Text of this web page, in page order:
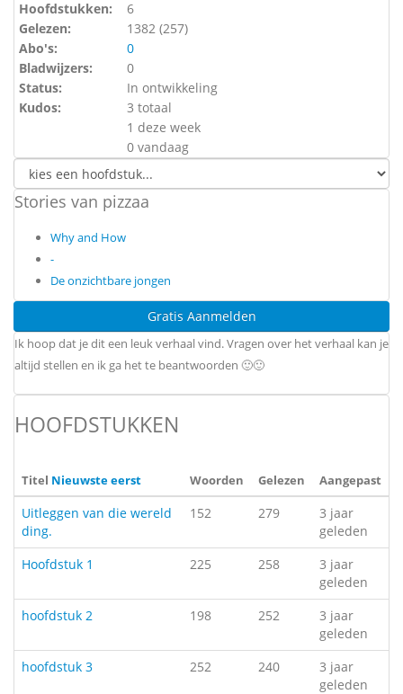
Hoofdstukken:
6
Gelezen:
1382 (257)
Abo's:
0
Bladwijzers:
0
Status:
In ontwikkeling
Kudos:
3 totaal
1 deze week
0 vandaag
Stories van pizzaa
Why and How
-
De onzichtbare jongen
Gratis Aanmelden
Ik hoop dat je dit een leuk verhaal vind. Vragen over het verhaal kan je
altijd stellen en ik ga het te beantwoorden 🙂🙂
HOOFDSTUKKEN
Titel Nieuwste eerst Woorden Gelezen Aangepast
Uitleggen van die wereld
ding.
152 279
3 jaar
geleden
Hoofdstuk 1
225 258
3 jaar
geleden
hoofdstuk 2
198 252
3 jaar
geleden
hoofdstuk 3
252 240
3 jaar
geleden